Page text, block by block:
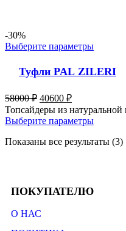
-30%
Выберите параметры
Туфли PAL ZILERI
58000₽ 40600 ₽
Топсайдеры из
Выберите параметры
Показаны все результаты (3)
ПОКУПАТЕЛЮ
О НАС